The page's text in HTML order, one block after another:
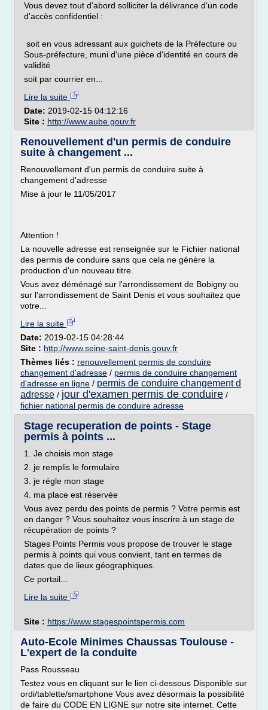
Vous devez tout d'abord solliciter la délivrance d'un code
d'accès confidentiel :
soit en vous adressant aux guichets de la Préfecture ou
Sous-préfecture, muni d'une pièce d'identité en cours de
validité
soit par courrier en...
Lire la suite
Date: 2019-02-15 04:12:16
Site : http://www.aube.gouv.fr
Renouvellement d'un permis de conduire
suite à changement ...
Renouvellement d'un permis de conduire suite à
changement d'adresse
Mise à jour le 11/05/2017
Attention !
La nouvelle adresse est renseignée sur le Fichier national
des permis de conduire sans que cela ne génère la
production d'un nouveau titre.
Vous avez déménagé sur l'arrondissement de Bobigny ou
sur l'arrondissement de Saint Denis et vous souhaitez que
votre...
Lire la suite
Date: 2019-02-15 04:28:44
Site : http://www.seine-saint-denis.gouv.fr
Thèmes liés : renouvellement permis de conduire
changement d'adresse / permis de conduire changement
d'adresse en ligne / permis de conduire changement d
adresse / jour d'examen permis de conduire /
fichier national permis de conduire adresse
Stage recuperation de points - Stage
permis à points ...
1. Je choisis mon stage
2. je remplis le formulaire
3. je régle mon stage
4. ma place est réservée
Vous avez perdu des points de permis ? Votre permis est
en danger ? Vous souhaitez vous inscrire à un stage de
récupération de points ?
Stages Points Permis vous propose de trouver le stage
permis à points qui vous convient, tant en termes de
dates que de lieux géographiques.
Ce portail...
Lire la suite
Site : https://www.stagespointspermis.com
Auto-Ecole Minimes Chaussas Toulouse -
L'expert de la conduite
Pass Rousseau
Testez vous en cliquant sur le lien ci-dessous Disponible sur
ordi/tablette/smartphone Vous avez désormais la possibilité
de faire du CODE EN LIGNE sur notre site internet. Cette